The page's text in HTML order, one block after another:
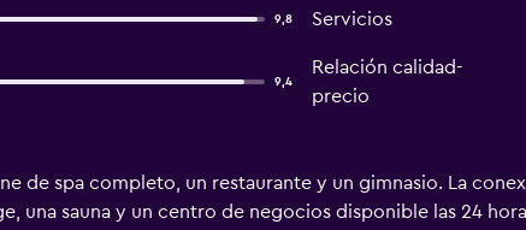
9,8 Servicios
9,4
Relación calidad-
precio
de spa completo, un restaurante y un gimnasio. La
una sauna y un centro de negocios disponible las 24